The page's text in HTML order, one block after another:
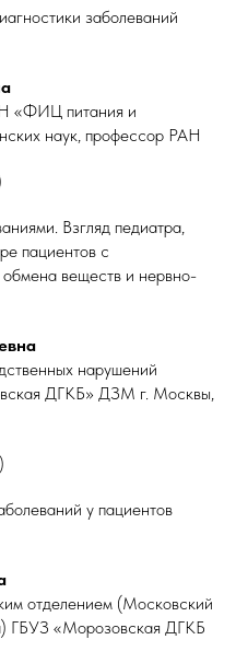
заболеваний
«ФИЦ питания и
наук, профессор РАН
Взгляд педиатра,
пациентов с
веществ и нервно-
нарушений
ДГКБ» ДЗМ г. Москвы,
у пациентов
отделением (Московский
ГБУЗ «Морозовская ДГКБ